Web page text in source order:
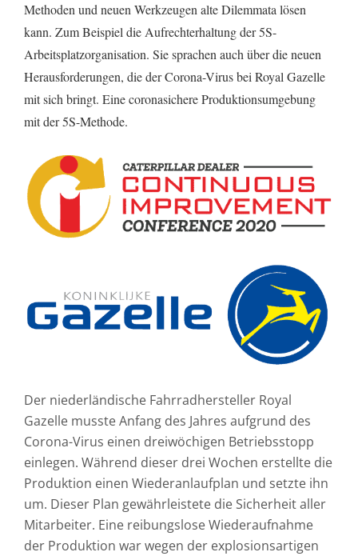
Methoden und neuen Werkzeugen alte Dilemmata lösen
kann. Zum Beispiel die Aufrechterhaltung der 5S-
Arbeitsplatzorganisation. Sie sprachen auch über die neuen
Herausforderungen, die der Corona-Virus bei Royal Gazelle
mit sich bringt. Eine coronasichere Produktionsumgebung
mit der 5S-Methode.
Der niederländische Fahrradhersteller Royal
Gazelle musste Anfang des Jahres aufgrund des
Corona-Virus einen dreiwöchigen Betriebsstopp
einlegen. Während dieser drei Wochen erstellte die
Produktion einen Wiederanlaufplan und setzte ihn
um. Dieser Plan gewährleistete die Sicherheit aller
Mitarbeiter. Eine reibungslose Wiederaufnahme
der Produktion war wegen der explosionsartigen